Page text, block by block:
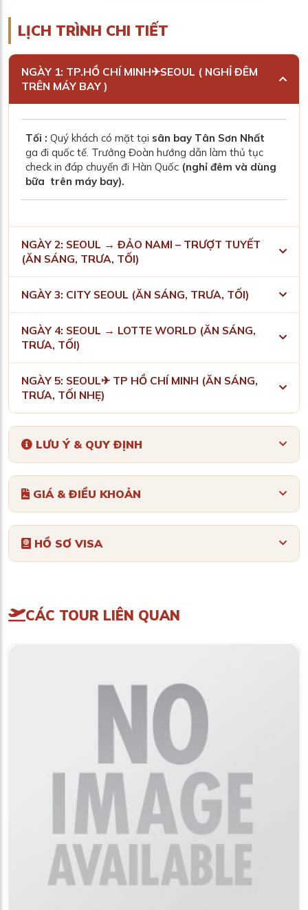
LỊCH TRÌNH CHI TIẾT
NGÀY 1: TP.HỒ CHÍ MINH✈SEOUL ( NGHỈ ĐÊM
TRÊN MÁY BAY )
Tối : Quý khách có mặt tại sân bay Tân Sơn Nhất
ga đi quốc tế. Trưởng Đoàn hướng dẫn làm thủ tục
check in đáp chuyến đi Hàn Quốc (nghỉ đêm và dùng
bữa trên máy bay).
NGÀY 2: SEOUL → ĐẢO NAMI – TRƯỢT TUYẾT
(ĂN SÁNG, TRƯA, TỐI)
NGÀY 3: CITY SEOUL (ĂN SÁNG, TRƯA, TỐI)
NGÀY 4: SEOUL → LOTTE WORLD (ĂN SÁNG,
TRƯA, TỐI)
NGÀY 5: SEOUL✈ TP HỒ CHÍ MINH (ĂN SÁNG,
TRƯA, TỐI NHẸ)
LƯU Ý & QUY ĐỊNH
GIÁ & ĐIỀU KHOẢN
HỒ SƠ VISA
CÁC TOUR LIÊN QUAN